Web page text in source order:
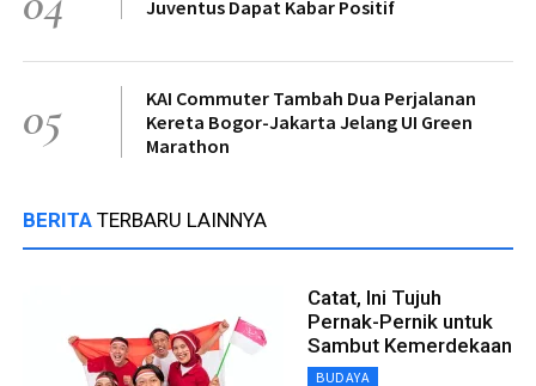
Juventus Dapat Kabar Positif
05
KAI Commuter Tambah Dua Perjalanan
Kereta Bogor-Jakarta Jelang UI Green
Marathon
BERITA TERBARU LAINNYA
Catat, Ini Tujuh
Pernak-Pernik untuk
Sambut Kemerdekaan
BUDAYA